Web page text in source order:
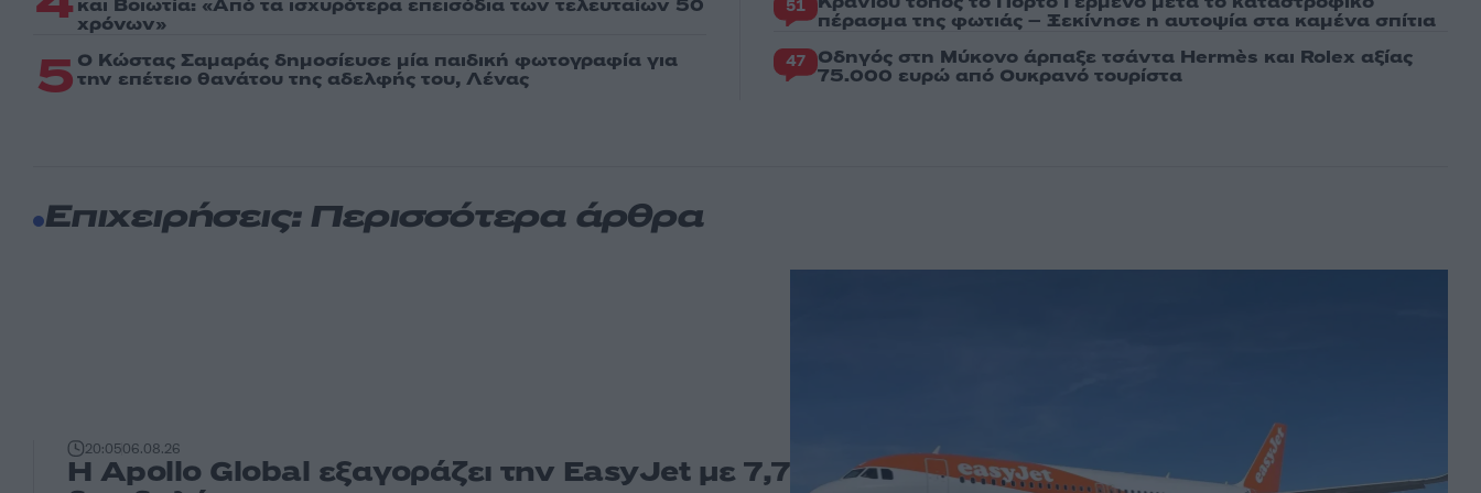
και Βοιωτία: «Από τα ισχυρότερα επεισόδια των τελευταίων 50
χρόνων»
5 Ο Κώστας Σαμαράς δημοσίευσε μία παιδική φωτογραφία για
την επέτειο θανάτου της αδελφής του, Λένας
51
πέρασμα της φωτιάς – Ξεκίνησε η αυτοψία στα καμένα σπίτια
47 Οδηγός στη Μύκονο άρπαξε τσάντα Hermès και Rolex αξίας
75.000 ευρώ από Ουκρανό τουρίστα
Επιχειρήσεις: Περισσότερα άρθρα
20:0506.08.26
Η Apollo Global εξαγοράζει την EasyJet με 7,7